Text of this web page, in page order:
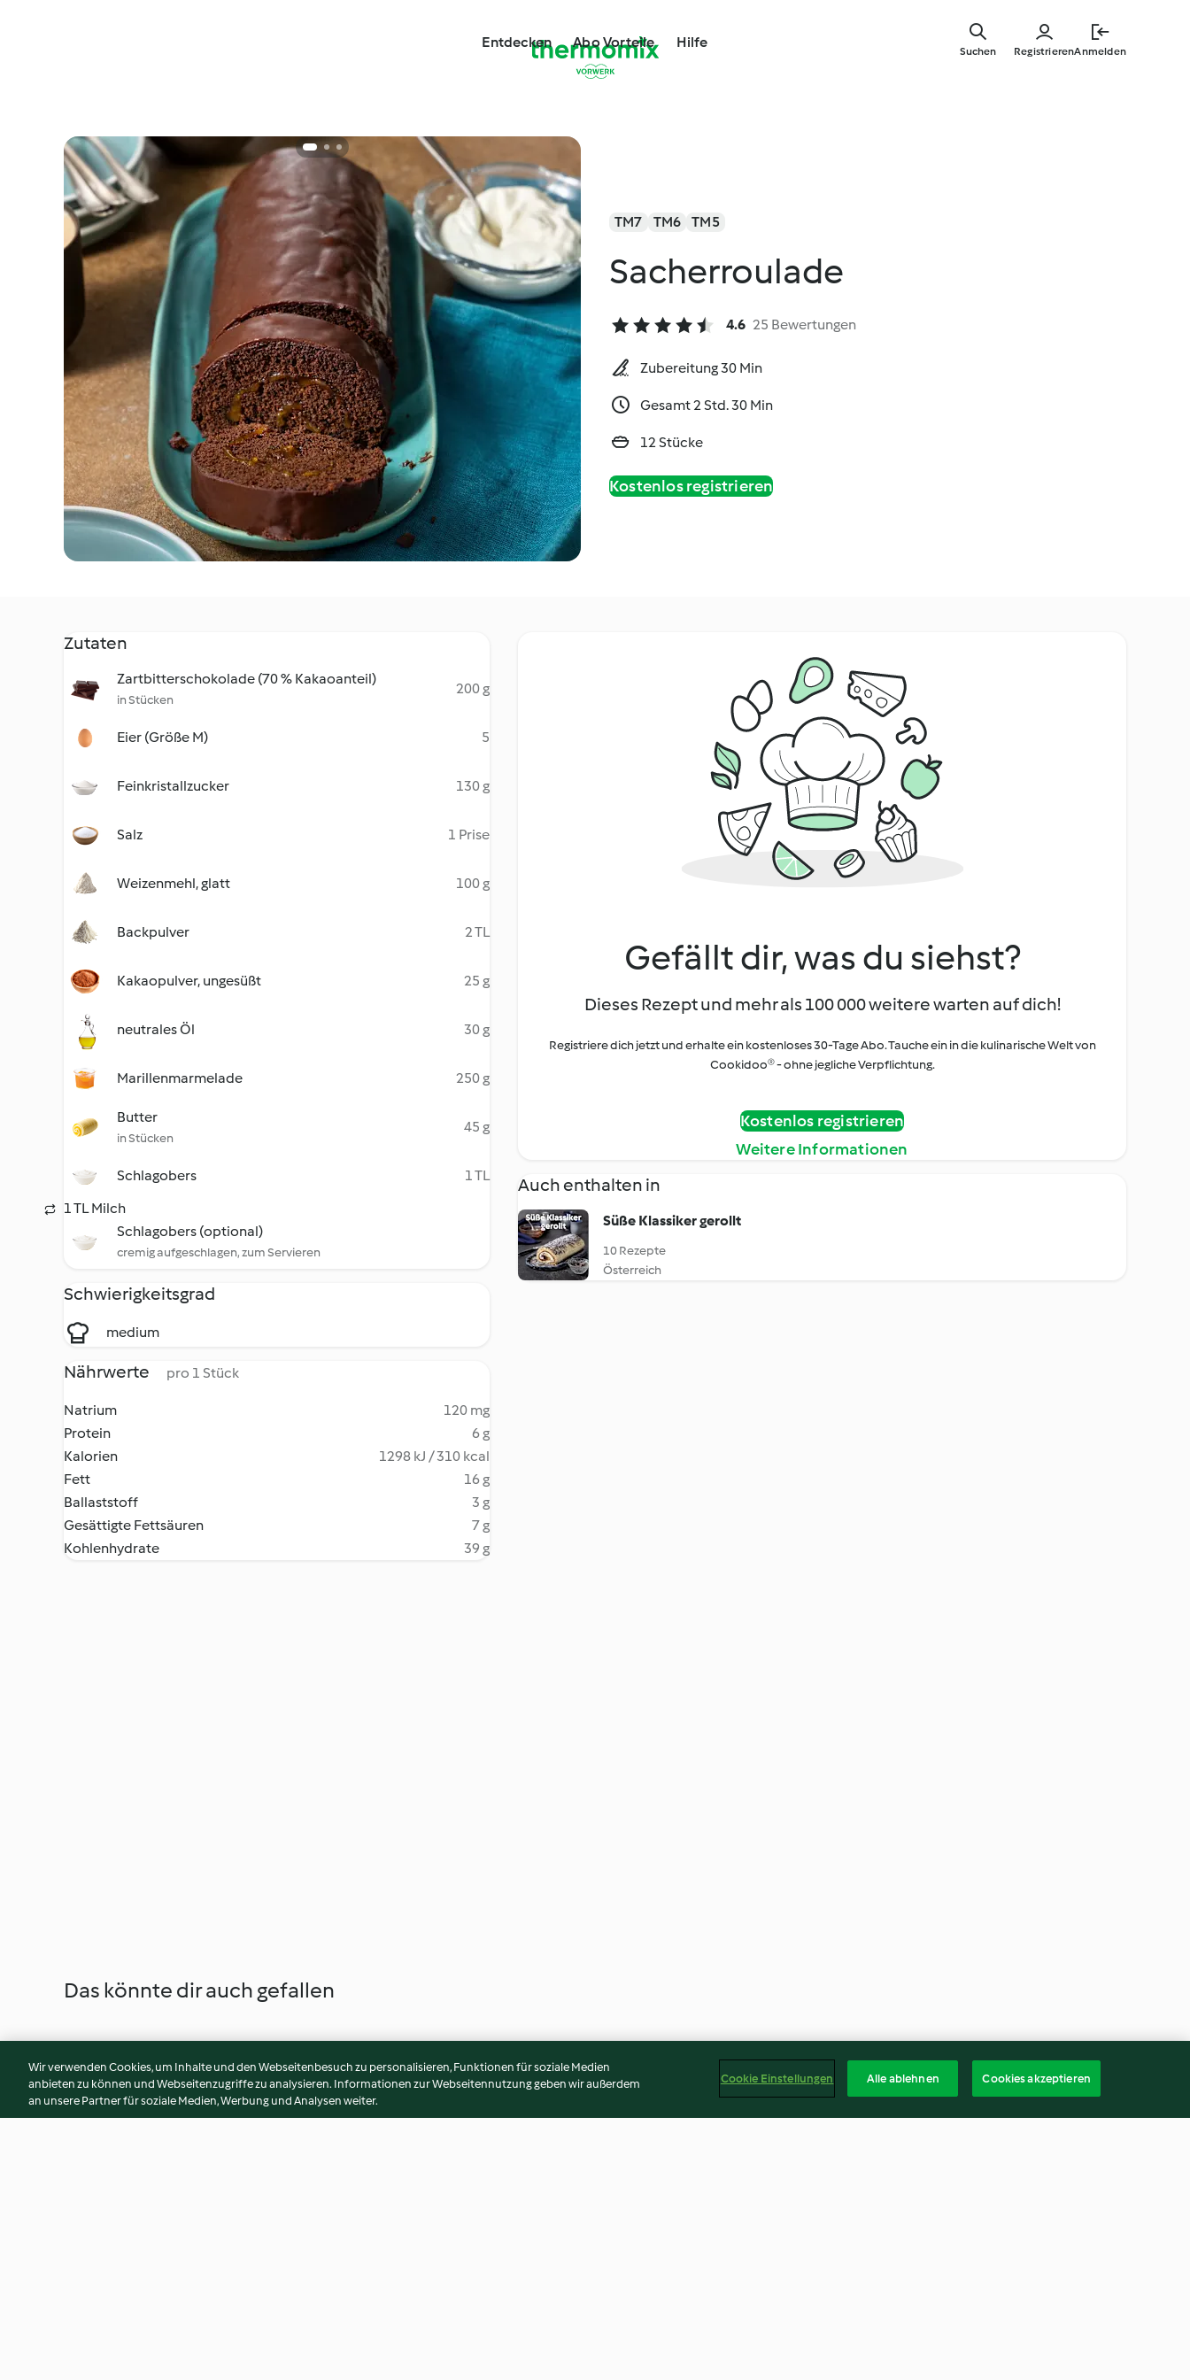
springen
Entdecken Abo Vorteile Hilfe
RegistrierenAnmelden
Suchen
TM7 TM6 TM5
Sacherroulade
4.6 25 Bewertungen
Zubereitung 30 Min
Gesamt 2 Std. 30 Min
12 Stücke
Kostenlos registrieren
Zutaten
Zartbitterschokolade (70 % Kakaoanteil)
in Stücken
200 g
Eier (Größe M) 5
Feinkristallzucker 130 g
Salz 1 Prise
Weizenmehl, glatt 100 g
Backpulver 2 TL
Kakaopulver, ungesüßt 25 g
neutrales Öl 30 g
Marillenmarmelade 250 g
Butter
in Stücken
45 g
Schlagobers
1 TL
1 TL Milch
Schlagobers (optional)
cremig aufgeschlagen, zum Servieren
Schwierigkeitsgrad
medium
Nährwerte pro 1 Stück
Natrium
120 mg
Protein
6 g
Kalorien
1298 kJ / 310 kcal
Fett
16 g
Ballaststoff
3 g
Gesättigte Fettsäuren
7 g
Kohlenhydrate
39 g
Gefällt dir, was du siehst?
Dieses Rezept und mehr als 100 000 weitere warten auf dich!
Registriere dich jetzt und erhalte ein kostenloses 30-Tage Abo. Tauche ein in die kulinarische Welt von
Cookidoo® - ohne jegliche Verpflichtung.
Kostenlos registrieren
Weitere Informationen
Auch enthalten in
Süße Klassiker gerollt
10 Rezepte
Österreich
Das könnte dir auch gefallen
Wir verwenden Cookies, um Inhalte und den Webseitenbesuch zu personalisieren, Funktionen für soziale Medien
anbieten zu können und Webseitenzugriffe zu analysieren. Informationen zur Webseitennutzung geben wir außerdem
an unsere Partner für soziale Medien, Werbung und Analysen weiter.
Cookie Einstellungen Alle ablehnen Cookies akzeptieren